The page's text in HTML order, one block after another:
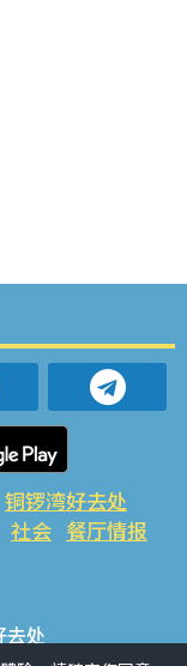
铜锣湾好去处
社会 餐厅情报
去处